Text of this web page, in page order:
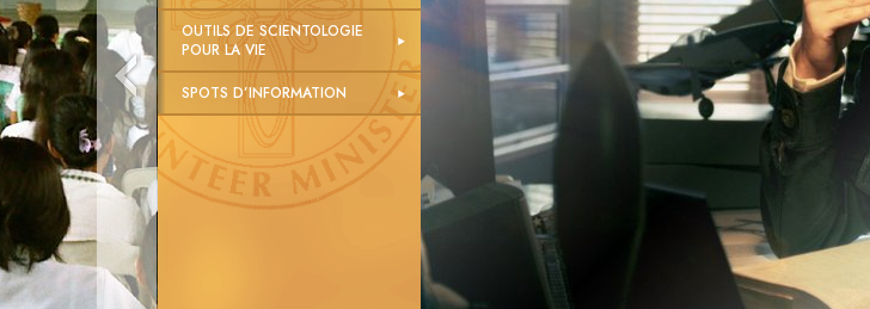
OUTILS DE SCIENTOLOGIE
POUR LA VIE
SPOTS D’INFORMATION